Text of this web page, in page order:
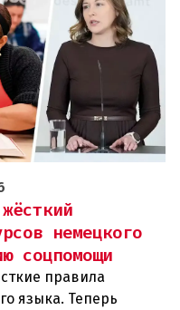
немецкого
соцпомощи
правила
языка. Теперь